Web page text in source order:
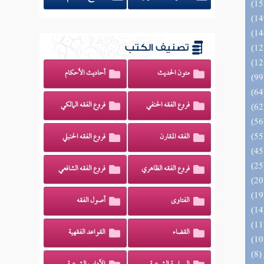
تصنيف الكتب
متون الحديث أحاديث الأحكام
فروع الفقه الحنفي فروع الفقه المالكي
الفقه المقارن فروع الفقه الحنبلي
فروع الفقه الظاهري فروع الفقه الشافعي
الفتاوى أصول الفقه
القضاء القواعد الفقهية